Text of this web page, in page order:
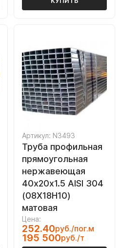
Артикул: N3493
Труба профильная
прямоугольная
нержавеющая
40х20х1.5 AISI 304
(08Х18Н10)
матовая
Цена:
252.40руб./пог.м
195 500руб./т